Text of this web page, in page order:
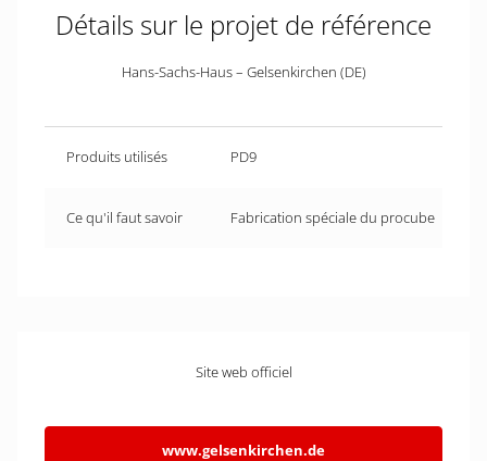
Détails sur le projet de référence
Hans-Sachs-Haus – Gelsenkirchen (DE)
Produits utilisés PD9
Ce qu'il faut savoir Fabrication spéciale du procube
Site web officiel
www.gelsenkirchen.de